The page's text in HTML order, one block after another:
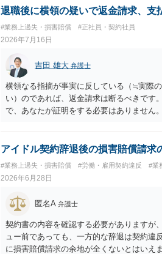
退職後に横領の疑いで返金請求、支
#業務上過失・損害賠償 #正社員・契約社員
2026年7月16日
吉田 雄大 弁護士
横領なる指摘が事実に反している（≒実際
い）のであれば、返金請求は断るべきです
で、あなたが証明をする必要はありません。
アイドル契約辞退後の損害賠償請求
#業務上過失・損害賠償 #労働・雇用契約違反 #業
2026年6月28日
匿名A 弁護士
契約書の内容を確認する必要がありますが
ュー前であっても、一方的な辞退は契約違
に損害賠償請求の余地が全くないとはいえ